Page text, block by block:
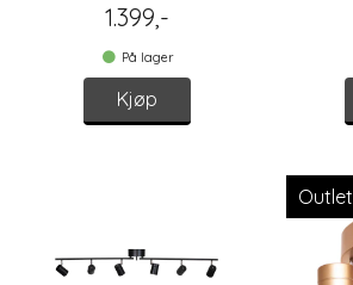
1.399,-
På lager
Kjøp
Outlet